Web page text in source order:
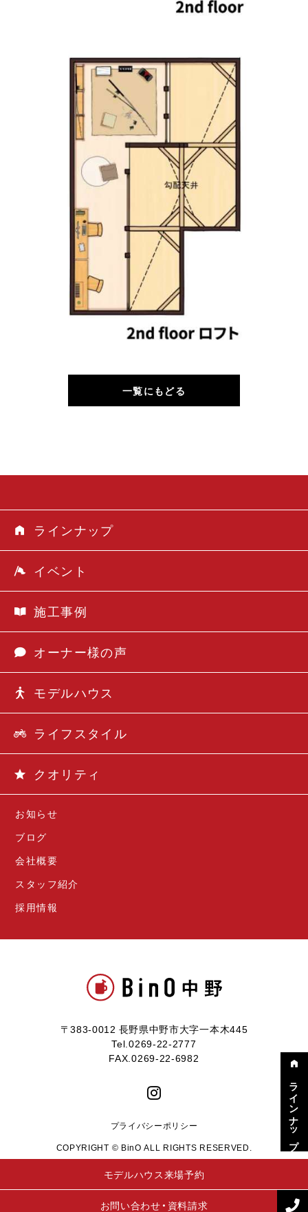
一覧にもどる
〒383-0012 長野県中野市大字一本木445
Tel.0269-22-2777
FAX.0269-22-6982
お知らせ
ブログ
会社概要
スタッフ紹介
採用情報
ラインナップ
イベント
施工事例
オーナー様の声
モデルハウス
ライフスタイル
クオリティ
プライバシーポリシー
COPYRIGHT © BinO ALL RIGHTS RESERVED.
モデルハウス来場予約
お問い合わせ・資料請求
ラインナップ